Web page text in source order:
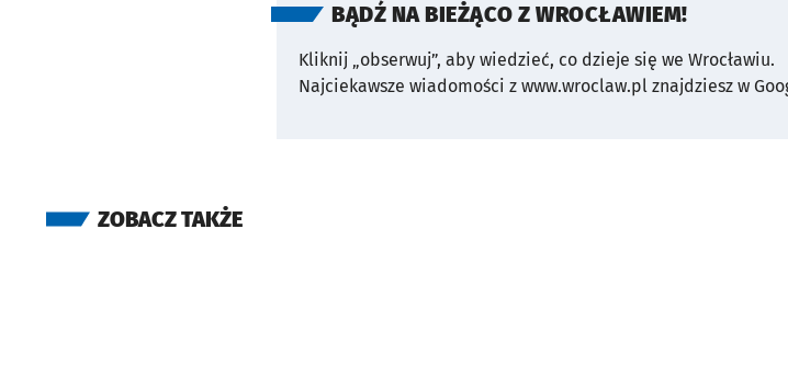
BĄDŹ NA BIEŻĄCO Z WROCŁAWIEM!
Kliknij „obserwuj”, aby wiedzieć, co dzieje się we Wrocławiu.
Najciekawsze wiadomości z www.wroclaw.pl znajdziesz w
ZOBACZ TAKŻE